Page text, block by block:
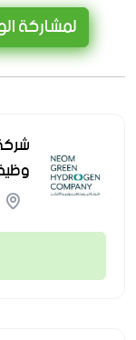
لمشاركة